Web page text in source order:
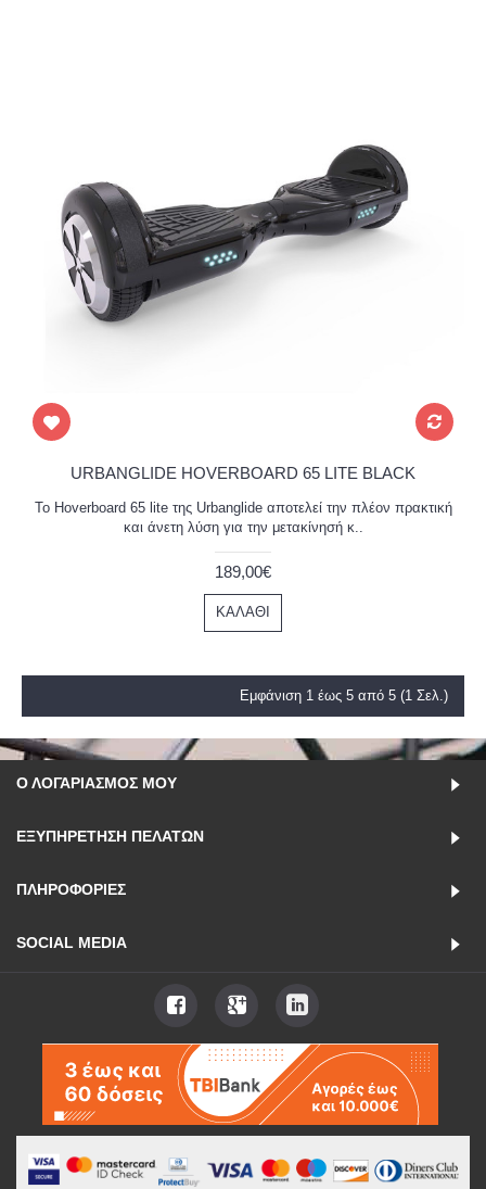
URBANGLIDE HOVERBOARD 65 LITE BLACK
Το Hoverboard 65 lite της Urbanglide αποτελεί την πλέον πρακτική
και άνετη λύση για την μετακίνησή κ..
189,00€
ΚΑΛΆΘΙ
Εμφάνιση 1 έως 5 από 5 (1 Σελ.)
Ο ΛΟΓΑΡΙΑΣΜΌΣ ΜΟΥ
ΕΞΥΠΗΡΈΤΗΣΗ ΠΕΛΑΤΏΝ
ΠΛΗΡΟΦΟΡΊΕΣ
SOCIAL MEDIA